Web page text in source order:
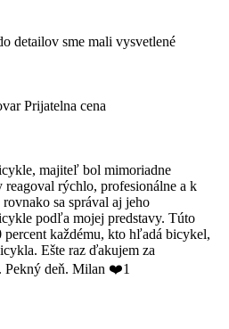
detailov sme mali vysvetlené
Prijatelna cena
majiteľ bol mimoriadne
rýchlo, profesionálne a k
sa správal aj jeho
podľa mojej predstavy. Túto
percent každému, kto hľadá bicykel,
Ešte raz ďakujem za
Pekný deň. Milan ❤️1